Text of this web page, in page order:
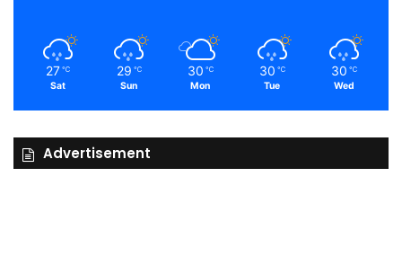
27 ℃
Sat
29 ℃
Sun
30 ℃
Mon
30 ℃
Tue
30 ℃
Wed
Advertisement